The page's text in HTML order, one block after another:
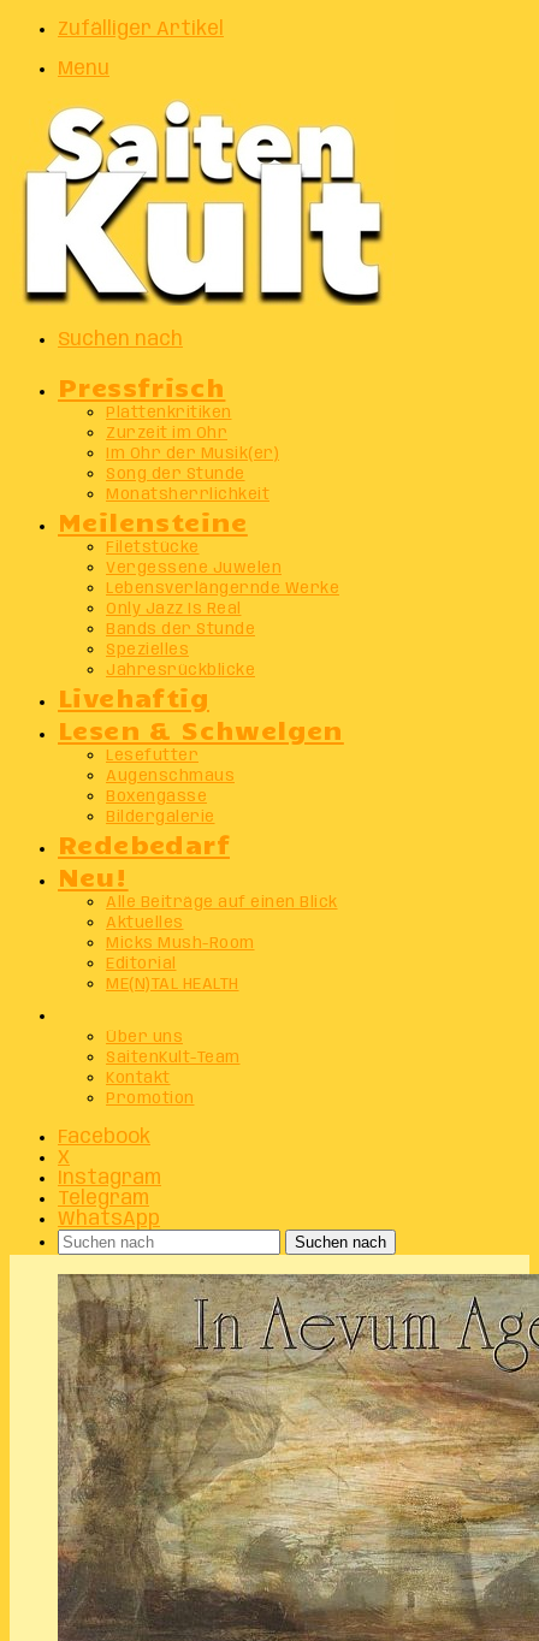
Zufälliger Artikel
Menu
Suchen nach
Pressfrisch
Plattenkritiken
Zurzeit im Ohr
Im Ohr der Musik(er)
Song der Stunde
Monatsherrlichkeit
Meilensteine
Filetstücke
Vergessene Juwelen
Lebensverlängernde Werke
Only Jazz Is Real
Bands der Stunde
Spezielles
Jahresrückblicke
Livehaftig
Lesen & Schwelgen
Lesefutter
Augenschmaus
Boxengasse
Bildergalerie
Redebedarf
Neu!
Alle Beiträge auf einen Blick
Aktuelles
Micks Mush-Room
Editorial
ME(N)TAL HEALTH
Über uns
SaitenKult-Team
Kontakt
Promotion
Facebook
X
Instagram
Telegram
WhatsApp
Suchen nach